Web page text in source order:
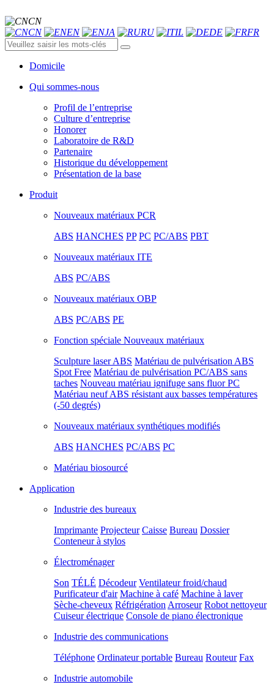
CN
CN
EN JA RU IL DE FR
Domicile
Qui sommes-nous
Profil de l’entreprise
Culture d’entreprise
Honorer
Laboratoire de R&D
Partenaire
Historique du développement
Présentation de la base
Produit
Nouveaux matériaux PCR
ABS HANCHES PP PC PC/ABS PBT
Nouveaux matériaux ITE
ABS PC/ABS
Nouveaux matériaux OBP
ABS PC/ABS PE
Fonction spéciale Nouveaux matériaux
Sculpture laser ABS Matériau de pulvérisation ABS
Spot Free Matériau de pulvérisation PC/ABS sans
taches Nouveau matériau ignifuge sans fluor PC
Matériau neuf ABS résistant aux basses températures
(-50 degrés)
Nouveaux matériaux synthétiques modifiés
ABS HANCHES PC/ABS PC
Matériau biosourcé
Application
Industrie des bureaux
Imprimante Projecteur Caisse Bureau Dossier
Conteneur à stylos
Électroménager
Son TÉLÉ Décodeur Ventilateur froid/chaud
Purificateur d'air Machine à café Machine à laver
Sèche-cheveux Réfrigération Arroseur Robot nettoyeur
Cuiseur électrique Console de piano électronique
Industrie des communications
Téléphone Ordinateur portable Bureau Routeur Fax
Industrie automobile